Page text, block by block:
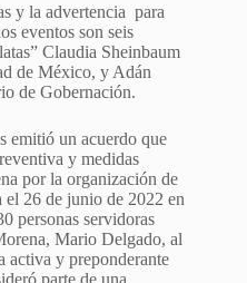
y la advertencia para
eventos son seis
Claudia Sheinbaum
de México, y Adán
de Gobernación.
emitió un acuerdo que
y medidas
por la organización de
el 26 de junio de 2022 en
personas servidoras
Mario Delgado, al
activa y preponderante
parte de una